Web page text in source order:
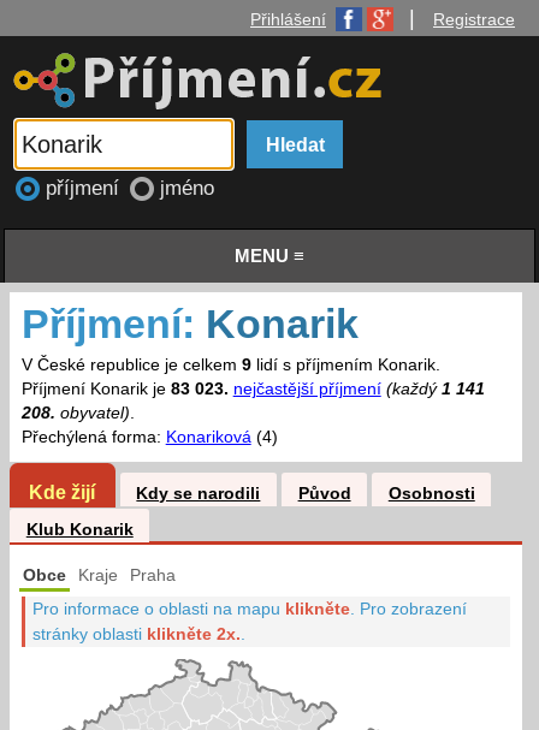
Přihlášení Registrace
příjmení jméno
MENU ≡
Příjmení: Konarik
V České republice je celkem 9lidí s příjmením Konarik.
Příjmení Konarik je 83 023. nejčastější příjmení (každý 1 141
208. obyvatel).
Přechýlená forma: Konariková(4)
Kde žijí Kdy se narodili Původ
Osobnosti
Klub Konarik
Obce Kraje Praha
Pro informace o oblasti na mapu klikněte Pro zobrazení
stránky oblasti klikněte 2x.